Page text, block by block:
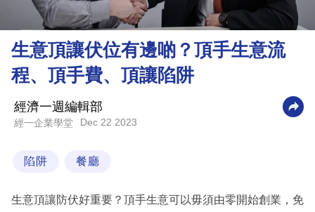
市
理
財
商
業
科
生意頂讓伏位有邊啲？頂手生意流
程、頂手費、頂讓陷阱
經濟一週編輯部
經一企業學堂 Dec 22 2023
陷阱 餐廳
生意頂讓防伏好重要？頂手生意可以毋須由零開始創業，免